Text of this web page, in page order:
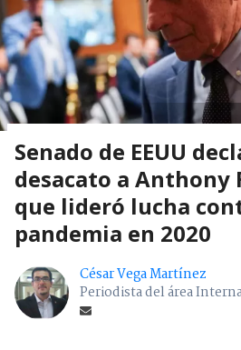
Senado de EEUU
desacato a Anthony
que lideró lucha
pandemia en 2020
César Vega Martínez
Periodista del área